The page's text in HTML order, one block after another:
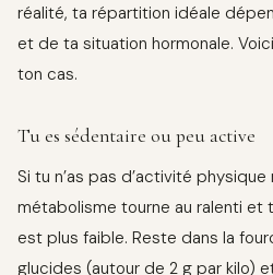
réalité, ta répartition idéale
et de ta situation hormonale.
ton cas.
Tu es sédentaire ou peu active
Si tu n’as pas d’activité
métabolisme tourne au ralenti et
est plus faible. Reste dans la
glucides (autour de 2 g par kilo)